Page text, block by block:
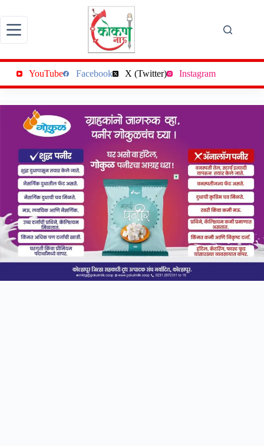
to
content
YouTube Facebook X (Twitter) Instagram